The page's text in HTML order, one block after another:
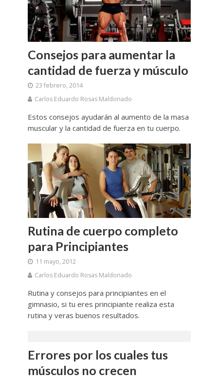
Consejos para aumentar la
cantidad de fuerza y músculo
23 febrero, 2014
Carlos Eduardo Rosas Maldonado
Estos consejos ayudarán al aumento de la masa
muscular y la cantidad de fuerza en tu cuerpo.
Rutina de cuerpo completo
para Principiantes
11 mayo, 2012
Carlos Eduardo Rosas Maldonado
Rutina y consejos para principiantes en el
gimnasio, si tu eres principiante realiza esta
rutina y veras buenos resultados.
Errores por los cuales tus
músculos no crecen